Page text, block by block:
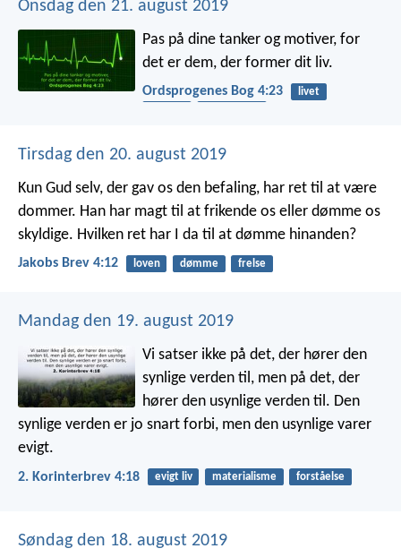
Onsdag den 21. august 2019
Pas på dine tanker og motiver, for
det er dem, der former dit liv.
Ordsprogenes Bog 4:23
livet
Tirsdag den 20. august 2019
Kun Gud selv, der gav os den befaling, har ret til at være
dommer. Han har magt til at frikende os eller dømme os
skyldige. Hvilken ret har I da til at dømme hinanden?
Jakobs Brev 4:12 loven dømme frelse
Mandag den 19. august 2019
Vi satser ikke på det, der hører den
synlige verden til, men på det, der
hører den usynlige verden til. Den
synlige verden er jo snart forbi, men den usynlige varer
evigt.
2. Korinterbrev 4:18 evigt liv materialisme forståelse
Søndag den 18. august 2019